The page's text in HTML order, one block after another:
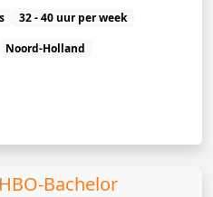
32 - 40 uur per week
Noord-Holland
Bachelor